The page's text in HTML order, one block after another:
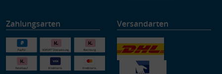
Zahlungsarten Versandarten